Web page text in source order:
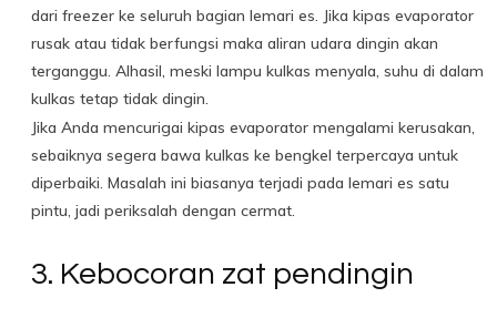
dari freezer ke seluruh bagian lemari es. Jika kipas evaporator
rusak atau tidak berfungsi maka aliran udara dingin akan
terganggu. Alhasil, meski lampu kulkas menyala, suhu di dalam
kulkas tetap tidak dingin.
Jika Anda mencurigai kipas evaporator mengalami kerusakan,
sebaiknya segera bawa kulkas ke bengkel terpercaya untuk
diperbaiki. Masalah ini biasanya terjadi pada lemari es satu
pintu, jadi periksalah dengan cermat.
3. Kebocoran zat pendingin